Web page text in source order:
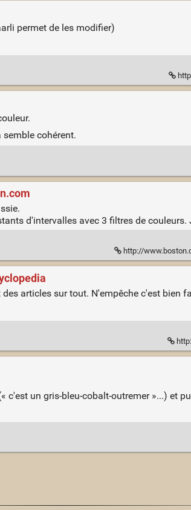
permet de les modifier)
cohérent.
d'intervalles avec 3 filtres de couleurs.
http://
articles sur tout. N'empêche c'est bien
un gris-bleu-cobalt-outremer »...) et